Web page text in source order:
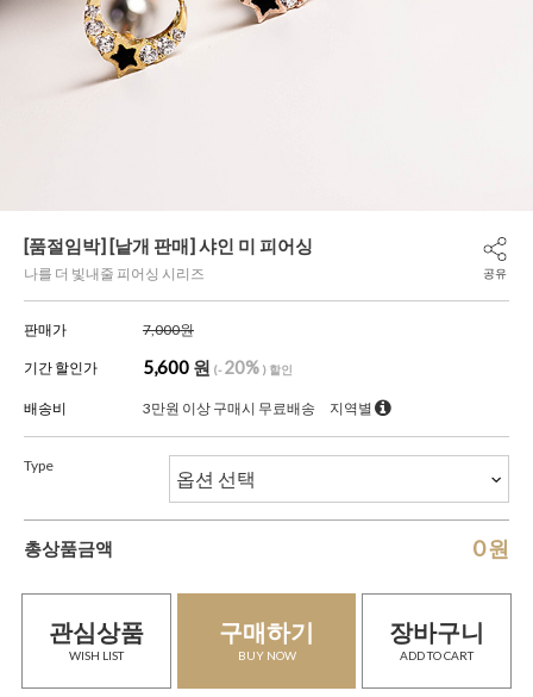
[품절임박] [낱개 판매] 샤인 미 피어싱
나를 더 빛내줄 피어싱 시리즈 공유
판매가 7,000원
기간 할인가 5,600 원 (-20% ) 할인
배송비 3만원 이상 구매시 무료배송 지역별
Type
총상품금액 0원
관심상품
WISH LIST
구매하기
BUY NOW
장바구니
ADD TO CART